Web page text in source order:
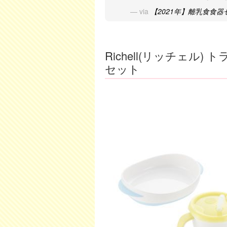
via 【2021年】離乳食食
Richell(リッチェル) ト
セット